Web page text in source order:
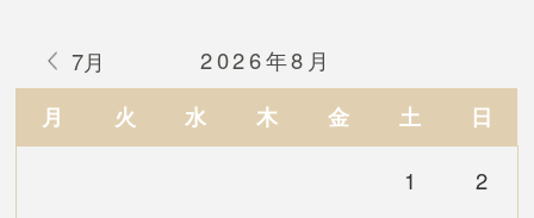
2026年8月
月 火 水 木 金 土 日
7月
1 2